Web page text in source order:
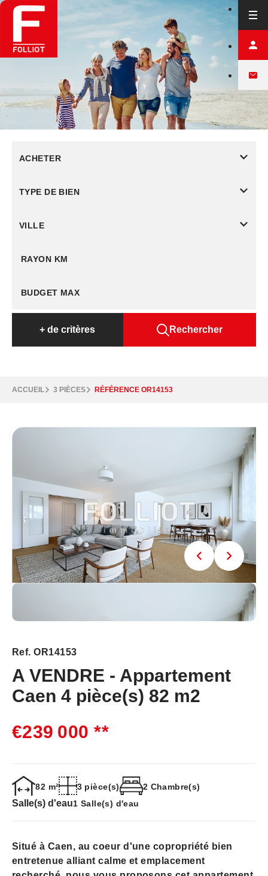
ACHETER
TYPE DE BIEN
VILLE
RAYON KM
+ de critères Rechercher
ACCUEIL 3 PIÈCES RÉFÉRENCE OR14153
Ref. OR14153
A VENDRE - Appartement
Caen 4 pièce(s) 82 m2
€239 000 **
82 m² 3 pièce(s) 2 Chambre(s)
Salle(s) d'eau1 Salle(s) d'eau
Situé à Caen, au coeur d'une copropriété bien
entretenue alliant calme et emplacement